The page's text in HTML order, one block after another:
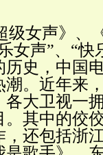
级女声》、
女声”、“快
史，中国
。近年来
大卫视一
其中的佼
还包括浙